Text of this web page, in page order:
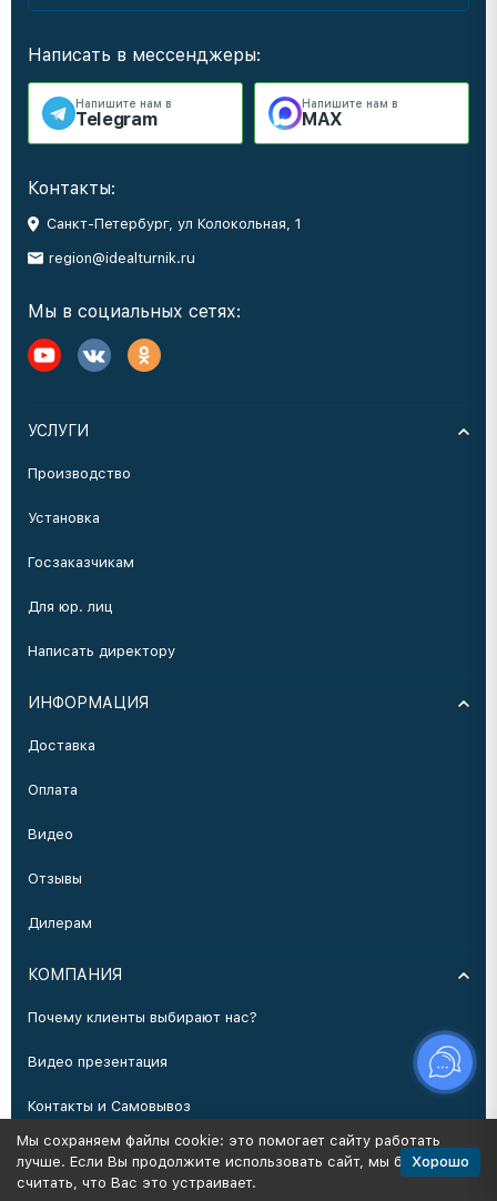
Написать в мессенджеры:
Напишите нам в
Telegram
Напишите нам в
MAX
Контакты:
Санкт-Петербург, ул Колокольная, 1
region@idealturnik.ru
Мы в социальных сетях:
УСЛУГИ
Производство
Установка
Госзаказчикам
Для юр. лиц
Написать директору
ИНФОРМАЦИЯ
Доставка
Оплата
Видео
Отзывы
Дилерам
КОМПАНИЯ
Почему клиенты выбирают нас?
Видео презентация
Контакты и Самовывоз
Производство
Мы сохраняем файлы cookie: это помогает сайту работать
лучше. Если Вы продолжите использовать сайт, мы будем
считать, что Вас это устраивает.
Хорошо